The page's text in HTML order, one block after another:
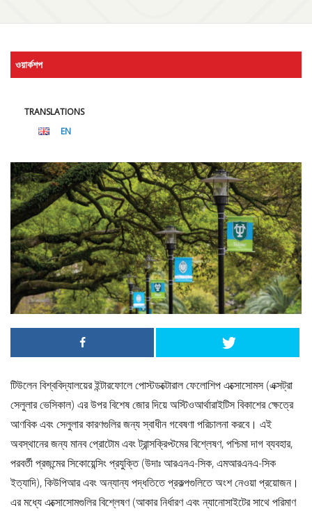
ওয়ার্কশপ
TRANSLATIONS
EN
টিউলেন বিশ্ববিদ্যালয়ের ইন্টারফোলে পোস্টডক্টোরাল ফেলোশিপ এক্সোসোমস (এক্সট্রা
সেলুলার ভেসিকাল) এর উপর বিশেষ জোর দিয়ে অস্টিওআর্থারাইটিস বিকাশের ক্ষেত্রে
আণবিক এবং সেলুলার কারণগুলির জন্য স্বাধীন গবেষণা পরিচালনা করবে। এই
অবস্থানের জন্য মানব প্রোটোম এবং ট্রান্সক্রিপ্টমের বিশ্লেষণ, পশ্চিমা দাগ ব্যবহার,
পরবর্তী প্রজন্মের সিকোয়েন্সিং প্রযুক্তি (উদাঃ আরএনএ-সিক, এমআরএনএ-সিক
ইত্যাদি), কিউপিআর এবং অন্যান্য পদ্ধতিতে প্রকল্পগুলিতে অংশ নেওয়া প্রয়োজন।
এর মধ্যে এক্সোসোমগুলির বিশ্লেষণ (আকার নির্ধারণ এবং ন্যানোসাইটের সাথে পরিমাণ